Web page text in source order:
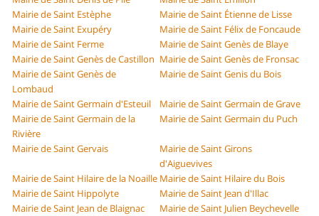
Mairie de Saint Estèphe
Mairie de Saint Étienne de Lisse
Mairie de Saint Exupéry
Mairie de Saint Félix de Foncaude
Mairie de Saint Ferme
Mairie de Saint Genès de Blaye
Mairie de Saint Genès de Castillon Mairie de Saint Genès de Fronsac
Mairie de Saint Genès de
Lombaud
Mairie de Saint Genis du Bois
Mairie de Saint Germain d'Esteuil
Mairie de Saint Germain de Grave
Mairie de Saint Germain de la
Rivière
Mairie de Saint Germain du Puch
Mairie de Saint Gervais
Mairie de Saint Girons
d'Aiguevives
Mairie de Saint Hilaire de la Noaille Mairie de Saint Hilaire du Bois
Mairie de Saint Hippolyte
Mairie de Saint Jean d'Illac
Mairie de Saint Jean de Blaignac
Mairie de Saint Julien Beychevelle